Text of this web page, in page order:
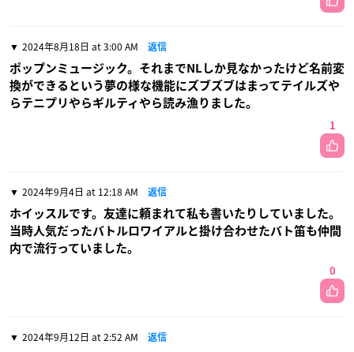
2024年8月18日 at 3:00 AM 返信
ポップンミュージック。それまでNLしか見なかったけど名前変
換ができるという夢の様な機能にズブズブはまってテイルズや
らテニプリやらギルティやら読み漁りました。
1
2024年9月4日 at 12:18 AM 返信
ホイッスルです。友達に頼まれて私も書いたりしていました。
当時人気だったバトルロワイアルと掛け合わせたバト笛も仲間
内で流行っていました。
0
2024年9月12日 at 2:52 AM 返信